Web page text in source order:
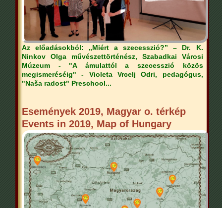
Az előadásokból: „Miért a szecesszió?” – ​​Dr. K.
Ninkov Olga művészettörténész, Szabadkai Városi
Múzeum - "A ámulattól a szecesszió közös
megismeréséig" - Violeta Vrcelj Odri, pedagógus,
"Naša radost" Preschool...
Események 2019, Magyar o. térkép
Events in 2019, Map of Hungary